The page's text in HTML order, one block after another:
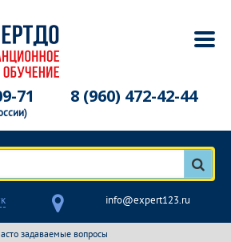
71 8 (960) 472-42-44
info@expert123.ru
задаваемые вопросы